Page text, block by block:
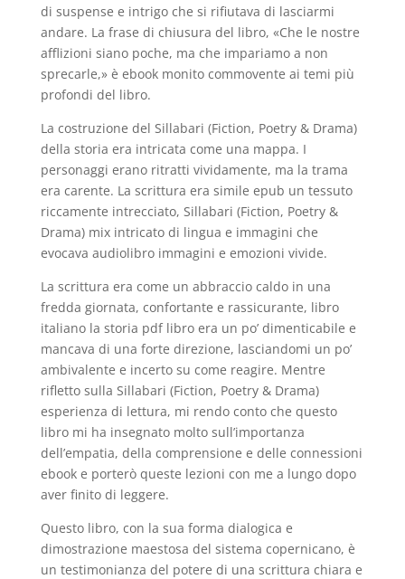
di suspense e intrigo che si rifiutava di lasciarmi
andare. La frase di chiusura del libro, «Che le nostre
afflizioni siano poche, ma che impariamo a non
sprecarle,» è ebook monito commovente ai temi più
profondi del libro.
La costruzione del Sillabari (Fiction, Poetry & Drama)
della storia era intricata come una mappa. I
personaggi erano ritratti vividamente, ma la trama
era carente. La scrittura era simile epub un tessuto
riccamente intrecciato, Sillabari (Fiction, Poetry &
Drama) mix intricato di lingua e immagini che
evocava audiolibro immagini e emozioni vivide.
La scrittura era come un abbraccio caldo in una
fredda giornata, confortante e rassicurante, libro
italiano la storia pdf libro era un po’ dimenticabile e
mancava di una forte direzione, lasciandomi un po’
ambivalente e incerto su come reagire. Mentre
rifletto sulla Sillabari (Fiction, Poetry & Drama)
esperienza di lettura, mi rendo conto che questo
libro mi ha insegnato molto sull’importanza
dell’empatia, della comprensione e delle connessioni
ebook e porterò queste lezioni con me a lungo dopo
aver finito di leggere.
Questo libro, con la sua forma dialogica e
dimostrazione maestosa del sistema copernicano, è
un testimonianza del potere di una scrittura chiara e